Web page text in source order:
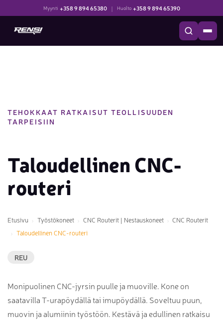
Myynti +358 9 894 65380 | Huolto +358 9 894 65390
TEHOKKAAT RATKAISUT TEOLLISUUDEN
TARPEISIIN
Taloudellinen CNC-
routeri
Etusivu Työstökoneet CNC Routerit | Nestauskoneet
CNC Routerit
Taloudellinen CNC-routeri
REU
Monipuolinen CNC-jyrsin puulle ja muoville. Kone on
saatavilla T-urapöydällä tai imupöydällä. Soveltuu puun,
muovin ja alumiinin työstöön. Kestävä ja edullinen ratkaisu